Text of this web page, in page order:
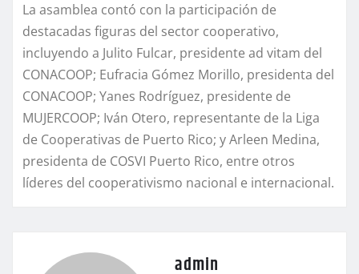
La asamblea contó con la participación de
destacadas figuras del sector cooperativo,
incluyendo a Julito Fulcar, presidente ad vitam del
CONACOOP; Eufracia Gómez Morillo, presidenta del
CONACOOP; Yanes Rodríguez, presidente de
MUJERCOOP; Iván Otero, representante de la Liga
de Cooperativas de Puerto Rico; y Arleen Medina,
presidenta de COSVI Puerto Rico, entre otros
líderes del cooperativismo nacional e internacional.
admin